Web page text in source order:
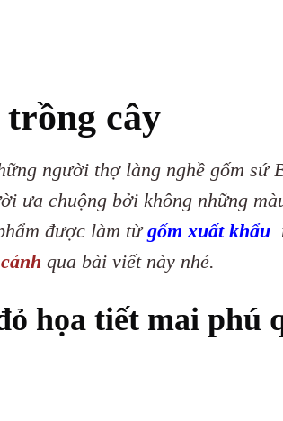
trồng cây
người thợ làng nghề gốm sứ
ưa chuộng bởi không những
được làm từgốm xuất khẩu
qua bài viết này nhé.
họa tiết mai phú